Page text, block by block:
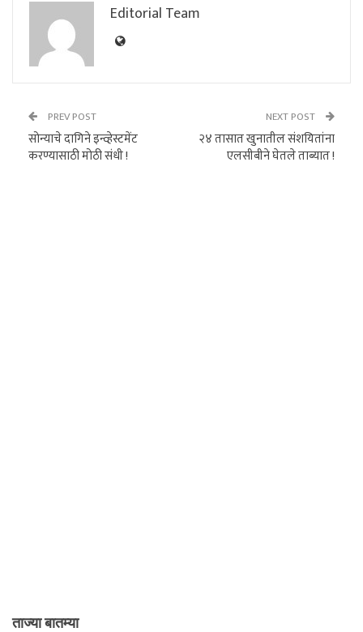
Editorial Team
PREV POST
सोन्याचे दागिने इन्व्हेस्टमेंट
करण्यासाठी मोठी संधी !
NEXT POST
२४ तासात खुनातील संशयितांना
एलसीबीने घेतले ताब्यात !
ताज्या बातम्या